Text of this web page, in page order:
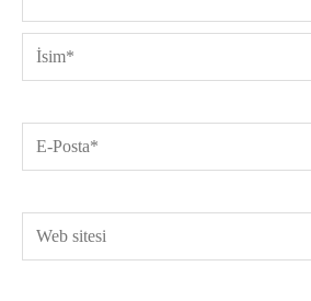
İsim*
E-
Posta*
Web
sitesi